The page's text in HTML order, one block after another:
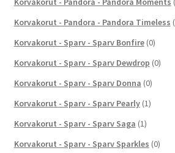
Korvakorut - Pandora - Pandora Timeless
Korvakorut - Sparv - Sparv Bonfire (0)
Korvakorut - Sparv - Sparv Dewdrop (0)
Korvakorut - Sparv - Sparv Donna (0)
Korvakorut - Sparv - Sparv Pearly (1)
Korvakorut - Sparv - Sparv Saga (1)
Korvakorut - Sparv - Sparv Sparkles (0)